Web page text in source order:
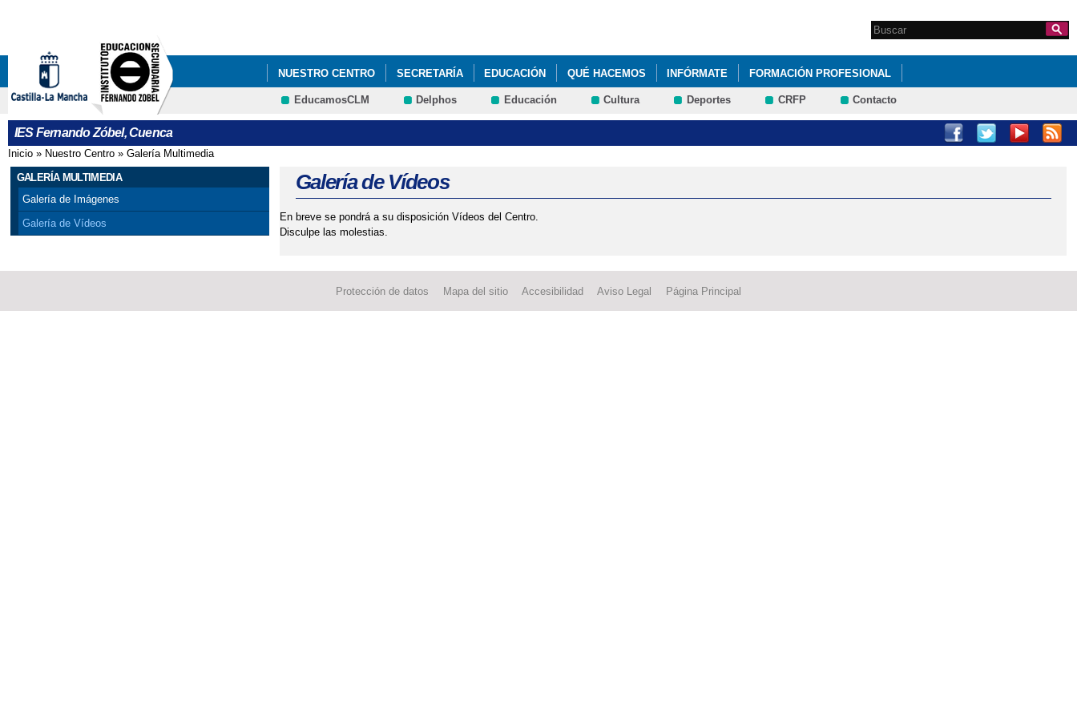
Formulario de
búsqueda
Search this site
NUESTRO CENTRO SECRETARÍA EDUCACIÓN QUÉ HACEMOS INFÓRMATE FORMACIÓN PROFESIONAL
EducamosCLM Delphos Educación Cultura Deportes CRFP Contacto
IES Fernando Zóbel, Cuenca
Se encuentra usted aquí
Inicio » Nuestro Centro » Galería Multimedia
GALERÍA MULTIMEDIA
Galería de Imágenes
Galería de Vídeos
Galería de Vídeos
En breve se pondrá a su disposición Vídeos del Centro.
Disculpe las molestias.
Protección de datos Mapa del sitio Accesibilidad Aviso Legal Página Principal